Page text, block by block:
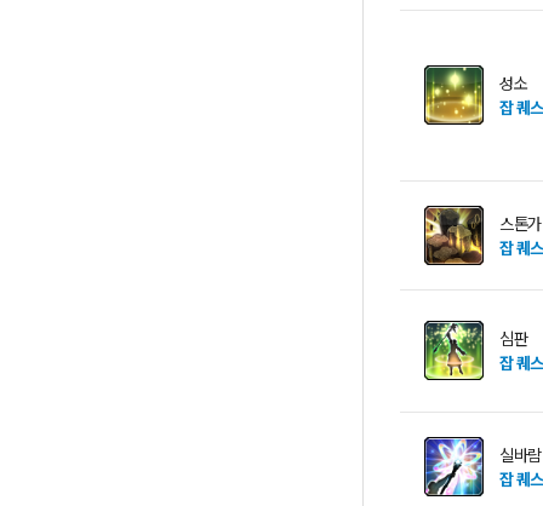
성소
잡 퀘
스톤가
잡 퀘
심판
잡 퀘
실바람
잡 퀘